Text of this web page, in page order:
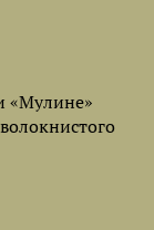
«Мулине»